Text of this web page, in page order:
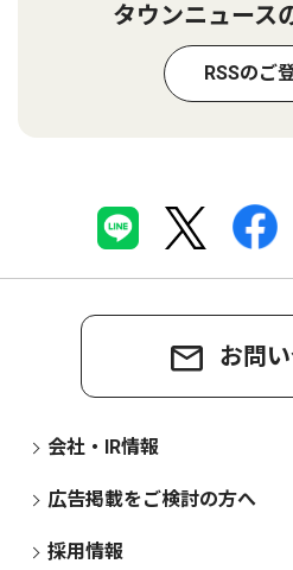
タウンニュース
RSSのご
お問
会社・IR情報
広告掲載をご検討の方へ
採用情報